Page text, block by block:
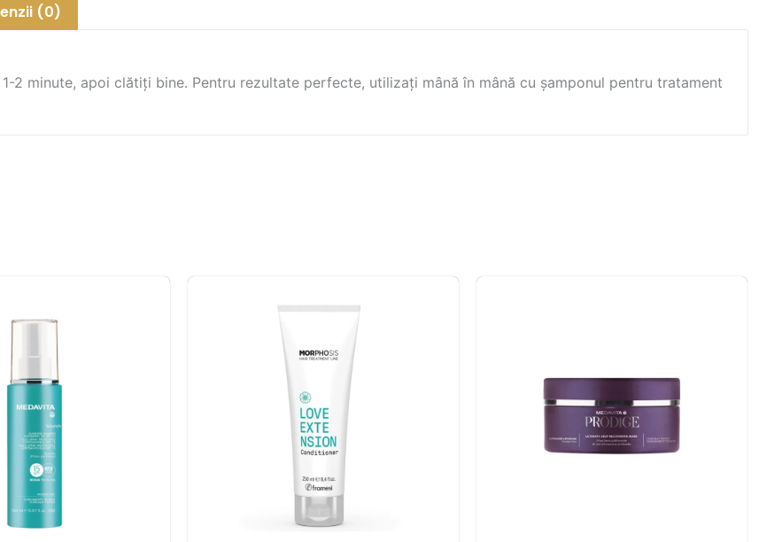
(0)
2 minute, apoi clătiți bine. Pentru rezultate perfecte, utilizați mână în mână cu șamponul pentru tratament